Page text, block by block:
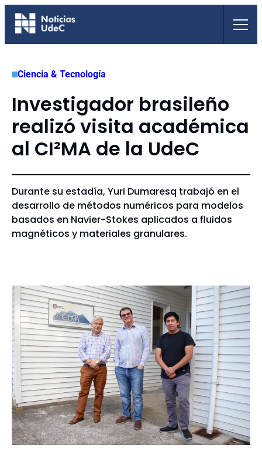
Saltar
Ciencia & Tecnología
Investigador brasileño
realizó visita académica
al CI²MA de la UdeC
Durante su estadía, Yuri Dumaresq trabajó en el
desarrollo de métodos numéricos para modelos
basados en Navier-Stokes aplicados a fluidos
magnéticos y materiales granulares.